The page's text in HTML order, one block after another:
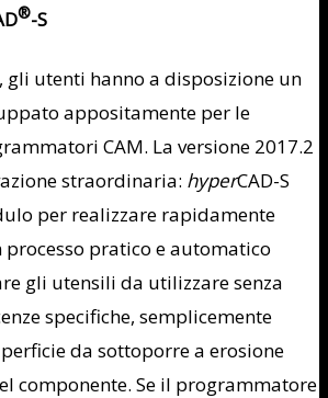
®-S
gli utenti hanno a disposizione un
appositamente per le
CAM. La versione 2017.2
straordinaria: hyperCAD-S
per realizzare rapidamente
pratico e automatico
gli utensili da utilizzare senza
specifiche, semplicemente
da sottoporre a erosione
componente. Se il programmatore